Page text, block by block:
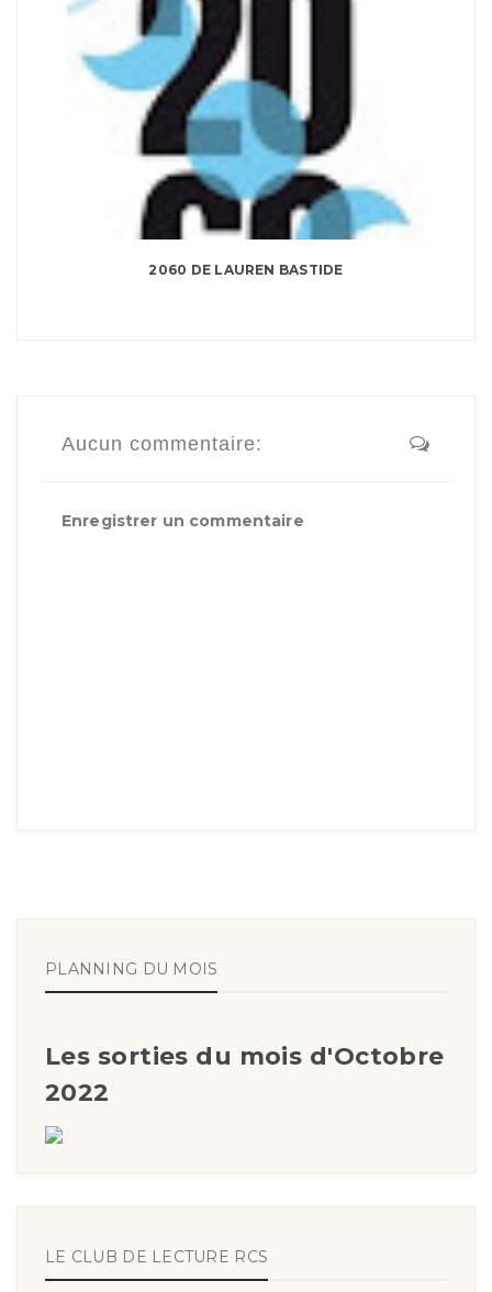
2060 DE LAUREN BASTIDE
Aucun commentaire:
Enregistrer un commentaire
PLANNING DU MOIS
Les sorties du mois d'Octobre
2022
LE CLUB DE LECTURE RCS